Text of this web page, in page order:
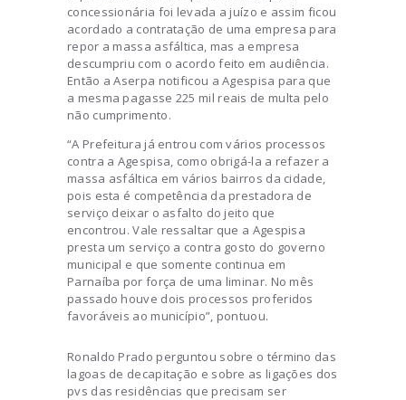
concessionária foi levada a juízo e assim ficou
acordado a contratação de uma empresa para
repor a massa asfáltica, mas a empresa
descumpriu com o acordo feito em audiência.
Então a Aserpa notificou a Agespisa para que
a mesma pagasse 225 mil reais de multa pelo
não cumprimento.
“A Prefeitura já entrou com vários processos
contra a Agespisa, como obrigá-la a refazer a
massa asfáltica em vários bairros da cidade,
pois esta é competência da prestadora de
serviço deixar o asfalto do jeito que
encontrou. Vale ressaltar que a Agespisa
presta um serviço a contra gosto do governo
municipal e que somente continua em
Parnaíba por força de uma liminar. No mês
passado houve dois processos proferidos
favoráveis ao município”, pontuou.
Ronaldo Prado perguntou sobre o término das
lagoas de decapitação e sobre as ligações dos
pvs das residências que precisam ser